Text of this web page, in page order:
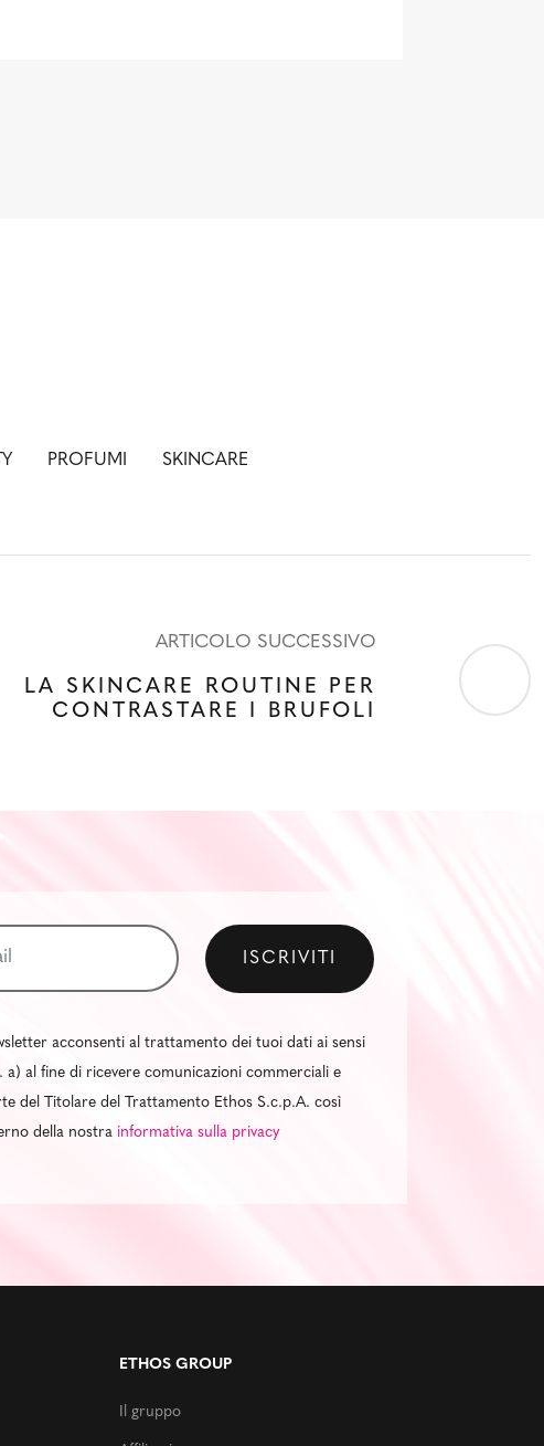
PROFUMI SKINCARE
ARTICOLO SUCCESSIVO
LA SKINCARE ROUTINE PER
CONTRASTARE I BRUFOLI
acconsenti al trattamento dei tuoi dati ai sensi
a) al fine di ricevere comunicazioni commerciali e
del Titolare del Trattamento Ethos S.c.p.A. così
della nostra informativa sulla privacy
ETHOS GROUP
Il gruppo